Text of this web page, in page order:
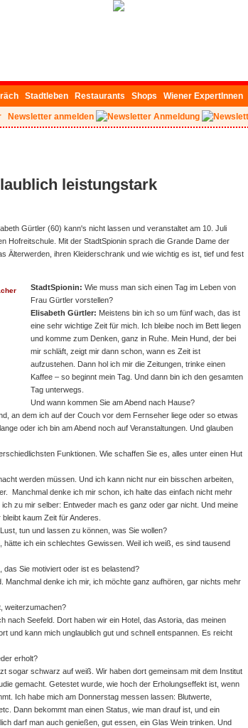
Stadtleben Restaurants Shops Wiener ExpertInnen
Newsletter anmelden
leistungstark
Gürtler (60) kann's nicht lassen und veranstaltet am 10. Juli
Hofreitschule. Mit der StadtSpionin sprach die Grande Dame der
Älterwerden, ihren Kleiderschrank und wie wichtig es ist, tief und fest
StadtSpionin: Wie muss man sich einen Tag im Leben von
Frau Gürtler vorstellen?
Elisabeth Gürtler: Meistens bin ich so um fünf wach, das ist
eine sehr wichtige Zeit für mich. Ich bleibe noch im Bett liegen
und komme zum Denken, ganz in Ruhe. Mein Hund, der bei
mir schläft, zeigt mir dann schon, wann es Zeit ist
aufzustehen. Dann hol ich mir die Zeitungen, trinke einen
Kaffee – so beginnt mein Tag. Und dann bin ich den gesamten
Tag unterwegs.
Und wann kommen Sie am Abend nach Hause?
an dem ich auf der Couch vor dem Fernseher liege oder so etwas
oder ich bin am Abend noch auf Veranstaltungen. Und glauben
Funktionen. Wie schaffen Sie es, alles unter einen Hut
werden müssen. Und ich kann nicht nur ein bisschen arbeiten,
Manchmal denke ich mir schon, ich halte das einfach nicht mehr
zu mir selber: Entweder mach es ganz oder gar nicht. Und meine
kaum Zeit für Anderes.
tun und lassen zu können, was Sie wollen?
hätte ich ein schlechtes Gewissen. Weil ich weiß, es sind tausend
das Sie motiviert oder ist es belastend?
Manchmal denke ich mir, ich möchte ganz aufhören, gar nichts mehr
weiterzumachen?
nach Seefeld. Dort haben wir ein Hotel, das Astoria, das meinen
und kann mich unglaublich gut und schnell entspannen. Es reicht
erholt?
sogar schwarz auf weiß. Wir haben dort gemeinsam mit dem Institut
gemacht. Getestet wurde, wie hoch der Erholungseffekt ist, wenn
Ich habe mich am Donnerstag messen lassen: Blutwerte,
Dann bekommt man einen Status, wie man drauf ist, und ein
darf man auch genießen, gut essen, ein Glas Wein trinken. Und